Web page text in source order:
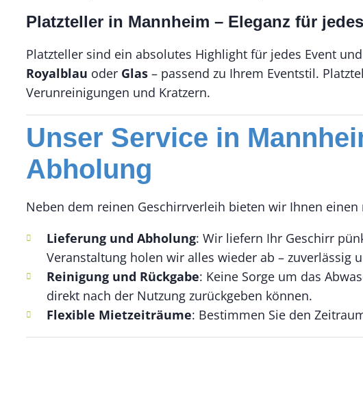
Platzteller in Mannheim – Eleganz für
Platzteller sind ein absolutes Highlight für jedes Event
Royalblau oder Glas – passend zu Ihrem Eventstil.
Verunreinigungen und Kratzern.
Unser Service in
Abholung
Neben dem reinen Geschirrverleih bieten wir Ihnen einen
Lieferung und Abholung: Wir liefern Ihr Geschirr
Veranstaltung holen wir alles wieder ab – zuverlässig
Reinigung und Rückgabe: Keine Sorge um das
direkt nach der Nutzung zurückgeben können.
Flexible Mietzeiträume: Bestimmen Sie den